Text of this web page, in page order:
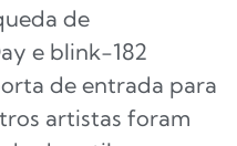
de
e blink-182
de entrada para
artistas foram